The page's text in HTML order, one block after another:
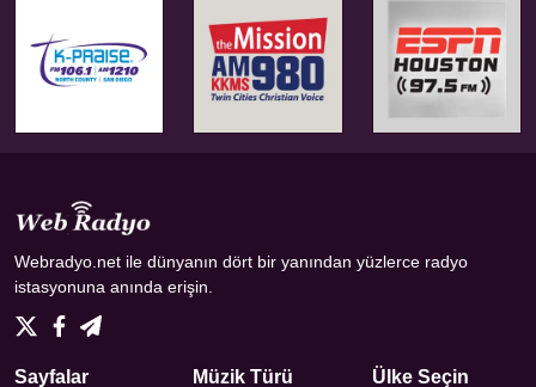
Webradyo.net ile dünyanın dört bir yanından yüzlerce radyo
istasyonuna anında erişin.
Sayfalar Müzik Türü Ülke Seçin